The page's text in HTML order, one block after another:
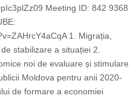
Meeting ID: 842 9368
1. Migrația,
stabilizare a situației 2.
noi de evaluare și stimulare
Moldova pentru anii 2020-
de formare a economiei